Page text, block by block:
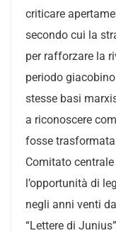
criticare
secondo cui la
per rafforzare la
periodo
stesse basi
a riconoscere
fosse
Comitato
l’opportunità di
negli anni venti
“Lettere di